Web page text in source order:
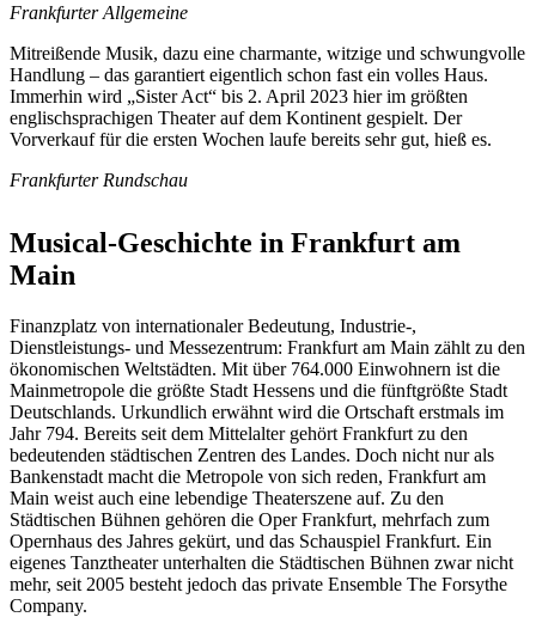
Frankfurter Allgemeine
Mitreißende Musik, dazu eine charmante, witzige und schwungvolle
Handlung – das garantiert eigentlich schon fast ein volles Haus.
Immerhin wird „Sister Act“ bis 2. April 2023 hier im größten
englischsprachigen Theater auf dem Kontinent gespielt. Der
Vorverkauf für die ersten Wochen laufe bereits sehr gut, hieß es.
Frankfurter Rundschau
Musical-Geschichte in Frankfurt am
Main
Finanzplatz von internationaler Bedeutung, Industrie-,
Dienstleistungs- und Messezentrum: Frankfurt am Main zählt zu den
ökonomischen Weltstädten. Mit über 764.000 Einwohnern ist die
Mainmetropole die größte Stadt Hessens und die fünftgrößte Stadt
Deutschlands. Urkundlich erwähnt wird die Ortschaft erstmals im
Jahr 794. Bereits seit dem Mittelalter gehört Frankfurt zu den
bedeutenden städtischen Zentren des Landes. Doch nicht nur als
Bankenstadt macht die Metropole von sich reden, Frankfurt am
Main weist auch eine lebendige Theaterszene auf. Zu den
Städtischen Bühnen gehören die Oper Frankfurt, mehrfach zum
Opernhaus des Jahres gekürt, und das Schauspiel Frankfurt. Ein
eigenes Tanztheater unterhalten die Städtischen Bühnen zwar nicht
mehr, seit 2005 besteht jedoch das private Ensemble The Forsythe
Company.